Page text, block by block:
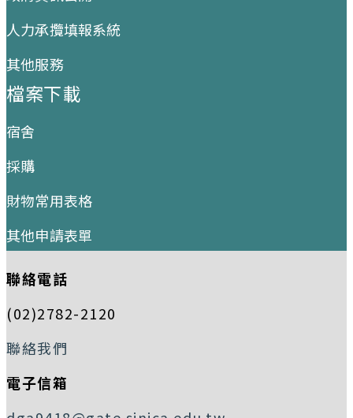
人力承攬填報系統
其他服務
檔案下載
宿舍
採購
財物常用表格
其他申請表單
聯絡電話
(02)2782-2120
聯絡我們
電子信箱